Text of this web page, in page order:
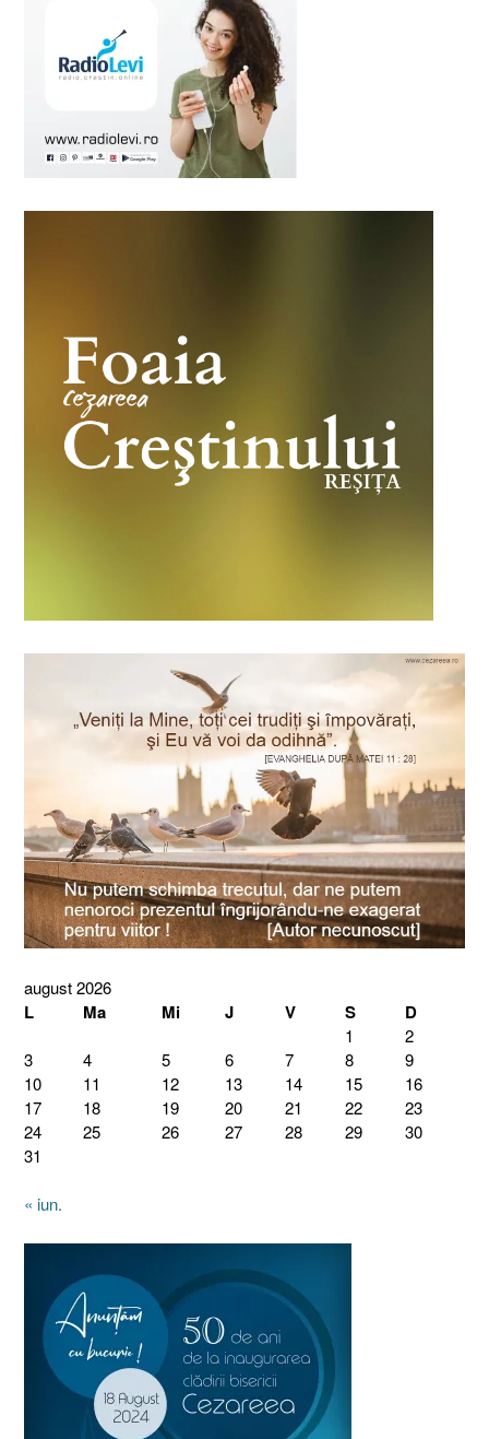
august 2026
L Ma Mi J V S D
1
2
3
4 5 6 7 8
9
10
11 12 13 14 15
16
17
18 19 20 21 22
23
24
25 26 27 28 29
30
31
« iun.